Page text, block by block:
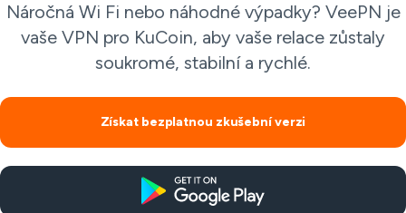
Náročná Wi Fi nebo náhodné výpadky? VeePN je
vaše VPN pro KuCoin, aby vaše relace zůstaly
soukromé, stabilní a rychlé.
Získat bezplatnou zkušební verzi